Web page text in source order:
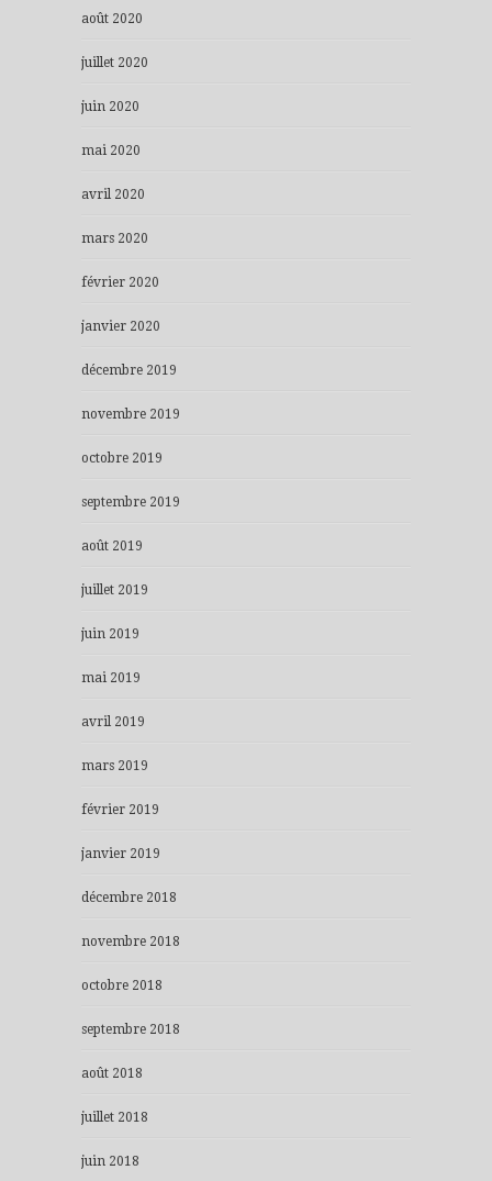
août 2020
juillet 2020
juin 2020
mai 2020
avril 2020
mars 2020
février 2020
janvier 2020
décembre 2019
novembre 2019
octobre 2019
septembre 2019
août 2019
juillet 2019
juin 2019
mai 2019
avril 2019
mars 2019
février 2019
janvier 2019
décembre 2018
novembre 2018
octobre 2018
septembre 2018
août 2018
juillet 2018
juin 2018